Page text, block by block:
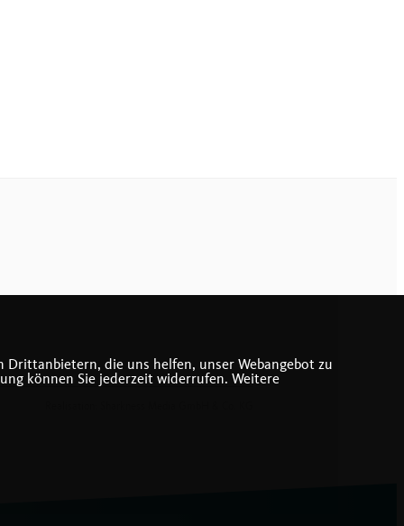
die uns helfen, unser Webangebot zu
können Sie jederzeit widerrufen. Weitere